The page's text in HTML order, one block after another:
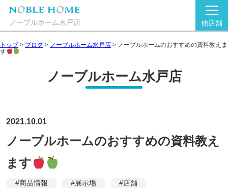
ノーブルホーム水戸店 他店舗
トップ> ブログ > ノーブルホーム水戸店 > ノーブルホームのおすすめの資料教えま
す
ノーブルホーム水戸店
2021.10.01
ノーブルホームのおすすめの資料教え
ます
#商品情報 #展示場 #店舗